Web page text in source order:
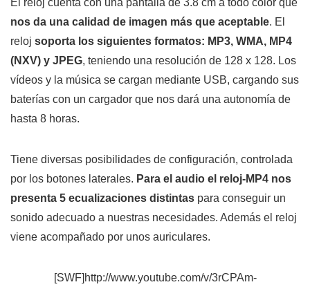
El reloj cuenta con una pantalla de 3.8 cm a todo color que
nos da una calidad de imagen más que aceptable. El
reloj soporta los siguientes formatos: MP3, WMA, MP4
(NXV) y JPEG, teniendo una resolución de 128 x 128. Los
vídeos y la música se cargan mediante USB, cargando sus
baterías con un cargador que nos dará una autonomía de
hasta 8 horas.
Tiene diversas posibilidades de configuración, controlada
por los botones laterales. Para el audio el reloj-MP4 nos
presenta 5 ecualizaciones distintas para conseguir un
sonido adecuado a nuestras necesidades. Además el reloj
viene acompañado por unos auriculares.
[SWF]http://www.youtube.com/v/3rCPAm-